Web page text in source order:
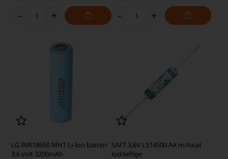
- + - +
LG INR18650 MH1 Li-Ion batteri
3,6 volt 3200mAh
SAFT 3,6V LS14500 AA m/Axial
loddeflige